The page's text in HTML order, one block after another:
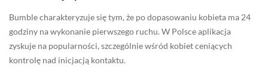
Bumble charakteryzuje się tym, że po dopasowaniu kobieta ma 24
godziny na wykonanie pierwszego ruchu. W Polsce aplikacja
zyskuje na popularności, szczególnie wśród kobiet ceniących
kontrolę nad inicjacją kontaktu.